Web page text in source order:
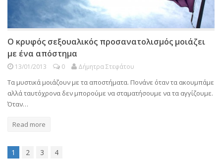
Ο κρυφός σεξουαλικός προσανατολισμός μοιάζει
με ένα απόστημα
13/01/2013 0 Δήμητρα Στεφάτου
Τα μυστικά μοιάζουν με τα αποστήματα. Πονάνε όταν τα ακουμπάμε
αλλά ταυτόχρονα δεν μπορούμε να σταματήσουμε να τα αγγίζουμε.
Όταν…
Read more
1 2 3 4